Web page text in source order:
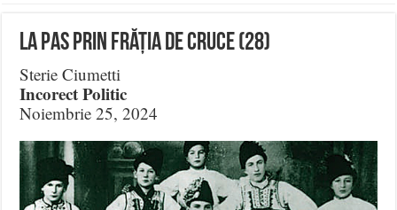
La Pas prin Frăția de Cruce (28)
Sterie Ciumetti
Incorect Politic
Noiembrie 25, 2024